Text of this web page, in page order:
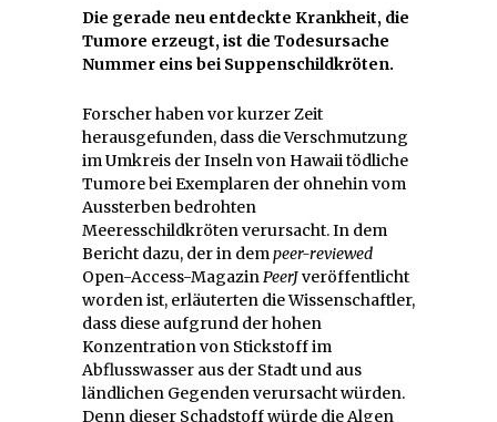
Die gerade neu entdeckte Krankheit, die
Tumore erzeugt, ist die Todesursache
Nummer eins bei Suppenschildkröten.
Forscher haben vor kurzer Zeit
herausgefunden, dass die Verschmutzung
im Umkreis der Inseln von Hawaii tödliche
Tumore bei Exemplaren der ohnehin vom
Aussterben bedrohten
Meeresschildkröten verursacht. In dem
Bericht dazu, der in dempeer-reviewed
Open-Access-MagazinPeerJveröffentlicht
worden ist, erläuterten die Wissenschaftler,
dass diese aufgrund der hohen
Konzentration von Stickstoff im
Abflusswasser aus der Stadt und aus
ländlichen Gegenden verursacht würden.
Denn dieser Schadstoff würde die Algen